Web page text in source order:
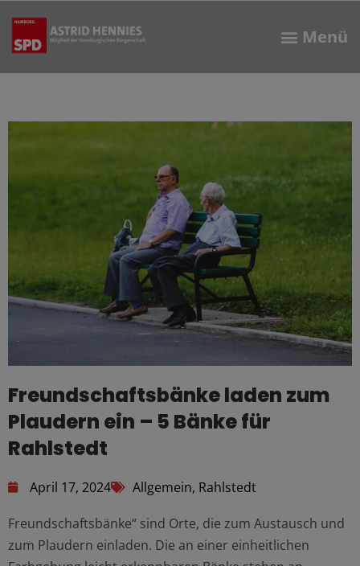
Freundschaftsbänke laden zum
Plaudern ein – 5 Bänke für
Rahlstedt
April 17, 2024 Allgemein, Rahlstedt
Freundschaftsbänke“ sind Orte, die zum Austausch und
zum Plaudern einladen. Die an einer einheitlichen